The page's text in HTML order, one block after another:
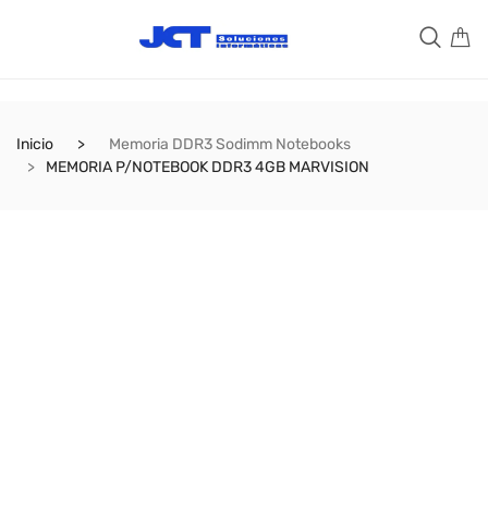
Inicio
Memoria DDR3 Sodimm Notebooks
MEMORIA P/NOTEBOOK DDR3 4GB MARVISION